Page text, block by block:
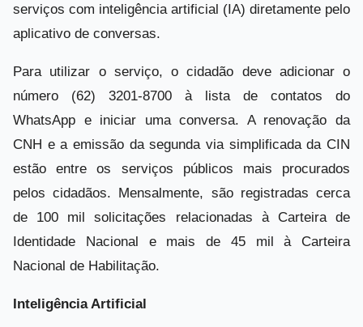
serviços com inteligência artificial (IA) diretamente pelo
aplicativo de conversas.
Para utilizar o serviço, o cidadão deve adicionar o
número (62) 3201-8700 à lista de contatos do
WhatsApp e iniciar uma conversa. A renovação da
CNH e a emissão da segunda via simplificada da CIN
estão entre os serviços públicos mais procurados
pelos cidadãos. Mensalmente, são registradas cerca
de 100 mil solicitações relacionadas à Carteira de
Identidade Nacional e mais de 45 mil à Carteira
Nacional de Habilitação.
Inteligência Artificial